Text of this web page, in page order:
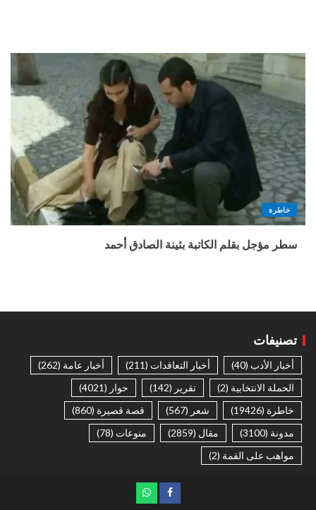
خاطرة
سطر مؤجل بقلم الكاتبة بثينة الصادق أحمد
تصنيفات
أخبار الأدب (40) أخبار التعاقدات (211) أخبار عامة (262)
الحملة الانتخابية (2) تقرير (142) حوار (4021)
خاطرة (19426) شعر (567) قصة قصيرة (860)
مدونة (3100) مقال (2859) منوعات (78)
مواهب على القمة (2)